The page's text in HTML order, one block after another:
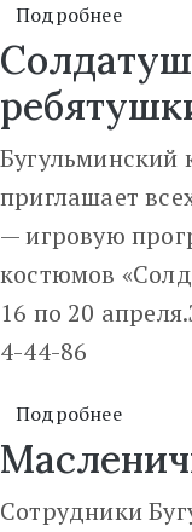
Подробнее
Бугульминский
приглашает
— игровую
костюмов
16 по 20
4-44-86
Подробнее
Сотрудники